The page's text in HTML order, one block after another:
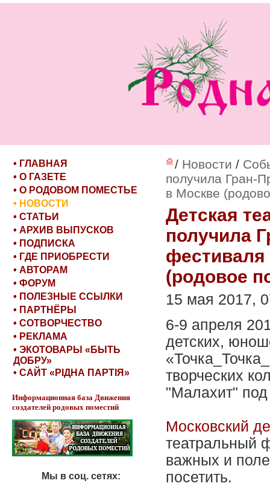
• ГЛАВНАЯ
• О ГАЗЕТЕ
• О РОДОВОМ ПОМЕСТЬЕ
• НОВОСТИ
• СТАТЬИ
• АРХИВ ВЫПУСКОВ
• ПОДПИСКА
• ГДЕ ПРИОБРЕСТИ
• АВТОРАМ
• ФОРУМ
• ПОЛЕЗНЫЕ ССЫЛКИ
• ПАРТНЁРЫ
• СОТВОРЧЕСТВО
• РЕКЛАМА
• ЭКОТОВАРЫ «БЫТЬ
ДОБРУ»
• САЙТ «РІДНА ПАРТІЯ»
Информационная база Движения
создателей родовых поместий
Мы в соц. сетях:
/ Новости /
получила Гран-
в Москве
Детская
получила
фестиваля
(родовое
15 мая 2017,
6-9 апреля
детских,
творческих
"Малахит"
Московский
театральный
важных и
посетить.